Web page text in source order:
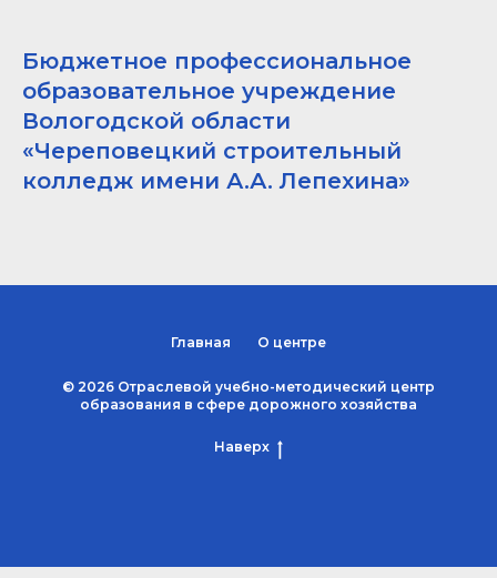
Бюджетное профессиональное
образовательное учреждение
Вологодской области
«Череповецкий строительный
колледж имени А.А. Лепехина»
Главная О центре
© 2026 Отраслевой учебно-методический центр
образования в сфере дорожного хозяйства
Наверх